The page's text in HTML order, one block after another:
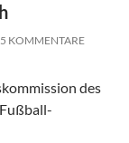
5 KOMMENTARE
des